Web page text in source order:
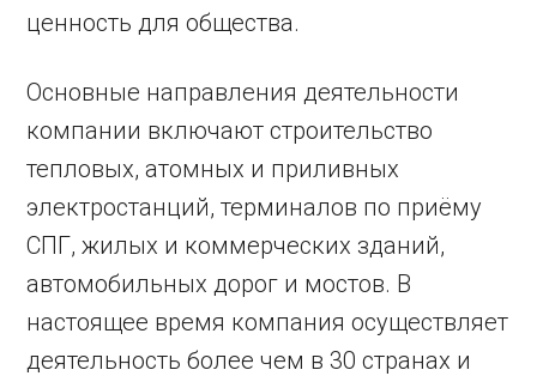
ценность для общества.
Основные направления деятельности
компании включают строительство
тепловых, атомных и приливных
электростанций, терминалов по приёму
СПГ, жилых и коммерческих зданий,
автомобильных дорог и мостов. В
настоящее время компания осуществляет
деятельность более чем в 30 странах и